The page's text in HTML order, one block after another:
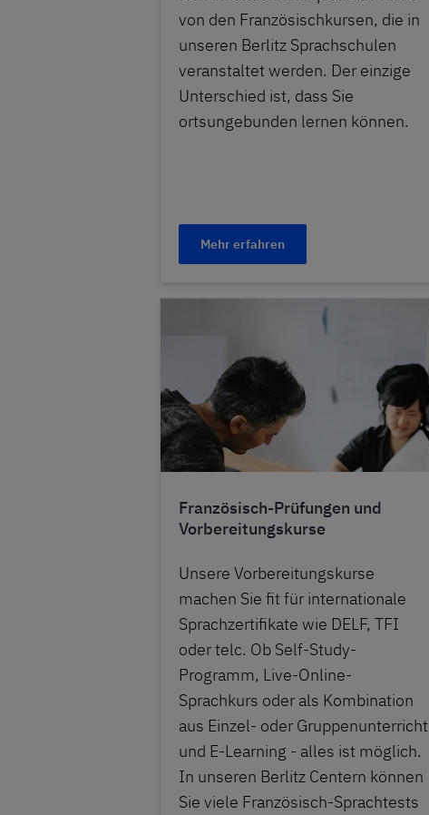
von den Französischkursen, die in
unseren Berlitz Sprachschulen
veranstaltet werden. Der einzige
Unterschied ist, dass Sie
ortsungebunden lernen können.
Mehr erfahren
Französisch-Prüfungen und
Vorbereitungskurse
Unsere Vorbereitungskurse
machen Sie fit für internationale
Sprachzertifikate wie DELF, TFI
oder telc. Ob Self-Study-
Programm, Live-Online-
Sprachkurs oder als Kombination
aus Einzel- oder Gruppenunterricht
und E-Learning - alles ist möglich.
In unseren Berlitz Centern können
Sie viele Französisch-Sprachtests